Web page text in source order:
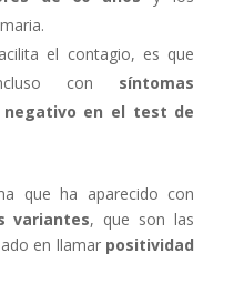
el contagio, es que
con síntomas
negativo en el test de
que ha aparecido con
variantes, que son las
en llamar positividad